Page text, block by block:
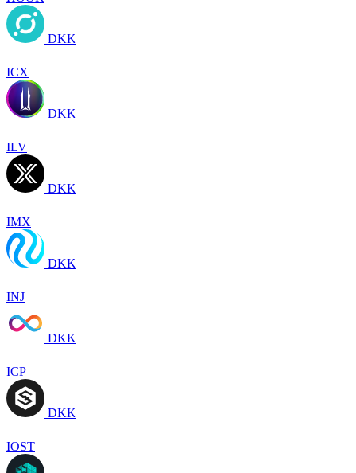
DKK
ICX
DKK
ILV
DKK
IMX
DKK
INJ
DKK
ICP
DKK
IOST